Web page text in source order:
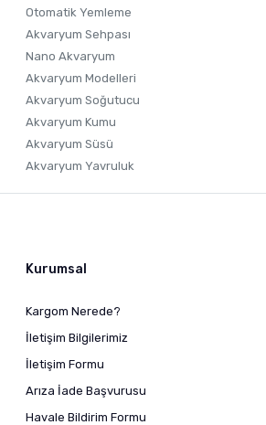
Otomatik Yemleme
Akvaryum Sehpası
Nano Akvaryum
Akvaryum Modelleri
Akvaryum Soğutucu
Akvaryum Kumu
Akvaryum Süsü
Akvaryum Yavruluk
Kurumsal
Kargom Nerede?
İletişim Bilgilerimiz
İletişim Formu
Arıza İade Başvurusu
Havale Bildirim Formu